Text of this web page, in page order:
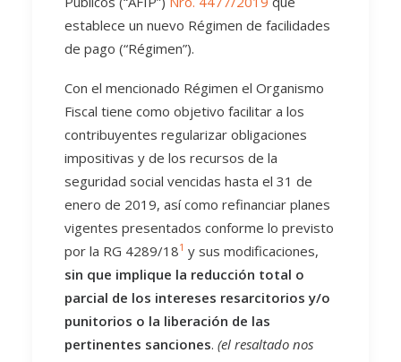
establece un nuevo Régimen de facilidades
de pago (“Régimen”).
Con el mencionado Régimen el Organismo
Fiscal tiene como objetivo facilitar a los
contribuyentes regularizar obligaciones
impositivas y de los recursos de la
seguridad social vencidas hasta el 31 de
enero de 2019, así como refinanciar planes
vigentes presentados conforme lo previsto
por la RG 4289/181 y sus modificaciones,
sin que implique la reducción total o
parcial de los intereses resarcitorios y/o
punitorios o la liberación de las
pertinentes sanciones. (el resaltado nos